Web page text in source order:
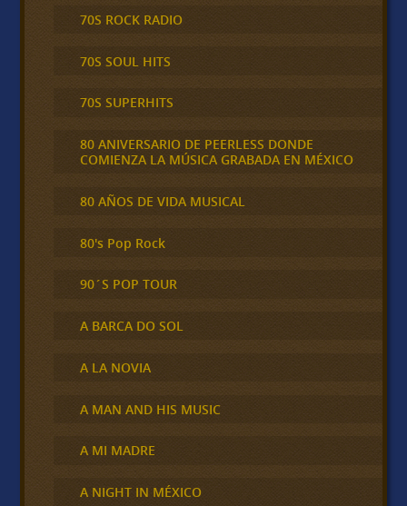
70S ROCK RADIO
70S SOUL HITS
70S SUPERHITS
80 ANIVERSARIO DE PEERLESS DONDE
COMIENZA LA MÚSICA GRABADA EN MÉXICO
80 AÑOS DE VIDA MUSICAL
80's Pop Rock
90´S POP TOUR
A BARCA DO SOL
A LA NOVIA
A MAN AND HIS MUSIC
A MI MADRE
A NIGHT IN MÉXICO